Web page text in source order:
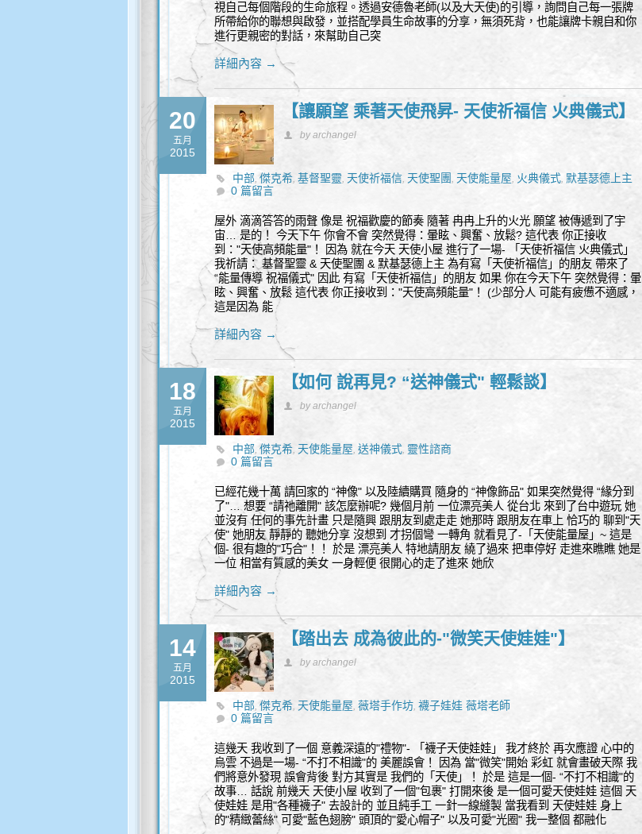
視自己每個階段的生命旅程。透過安德魯老師(以及大天使)的引導，詢問自己每一張牌
所帶給你的聯想與啟發，並搭配學員生命故事的分享，無須死背，也能讓牌卡親自和你
進行更親密的對話，來幫助自己突
詳細內容 →
20
五月
2015
【讓願望 乘著天使飛昇- 天使祈福信 火典儀式】
by archangel
中部, 傑克希, 基督聖靈, 天使祈福信, 天使聖團, 天使能量屋, 火典儀式, 默基瑟德上主
0 篇留言
屋外 滴滴答答的雨聲 像是 祝福歡慶的節奏 隨著 冉冉上升的火光 願望 被傳遞到了宇
宙… 是的！ 今天下午 你會不會 突然覺得：暈眩、興奮、放鬆? 這代表 你正接收
到："天使高頻能量"！ 因為 就在今天 天使小屋 進行了一場- 「天使祈福信 火典儀式」
我祈請： 基督聖靈 & 天使聖團 & 默基瑟德上主 為有寫「天使祈福信」的朋友 帶來了
“能量傳導 祝福儀式" 因此 有寫「天使祈福信」的朋友 如果 你在今天下午 突然覺得：暈
眩、興奮、放鬆 這代表 你正接收到："天使高頻能量"！ (少部分人 可能有疲憊不適感，
這是因為 能
詳細內容 →
18
五月
2015
【如何 說再見? “送神儀式" 輕鬆談】
by archangel
中部, 傑克希, 天使能量屋, 送神儀式, 靈性諮商
0 篇留言
已經花幾十萬 請回家的 “神像" 以及陸續購買 隨身的 “神像飾品" 如果突然覺得 “緣分到
了"… 想要 “請祂離開" 該怎麼辦呢? 幾個月前 一位漂亮美人 從台北 來到了台中遊玩 她
並沒有 任何的事先計畫 只是隨興 跟朋友到處走走 她那時 跟朋友在車上 恰巧的 聊到"天
使" 她朋友 靜靜的 聽她分享 沒想到 才拐個彎 一轉角 就看見了-「天使能量屋」~ 這是
個- 很有趣的"巧合"！！ 於是 漂亮美人 特地請朋友 繞了過來 把車停好 走進來瞧瞧 她是
一位 相當有質感的美女 一身輕便 很開心的走了進來 她欣
詳細內容 →
14
五月
2015
【踏出去 成為彼此的-"微笑天使娃娃"】
by archangel
中部, 傑克希, 天使能量屋, 薇塔手作坊, 襪子娃娃 薇塔老師
0 篇留言
這幾天 我收到了一個 意義深遠的"禮物"- 「襪子天使娃娃」 我才終於 再次應證 心中的
烏雲 不過是一場- “不打不相識"的 美麗誤會！ 因為 當"微笑"開始 彩虹 就會畫破天際 我
們將意外發現 誤會背後 對方其實是 我們的「天使」！ 於是 這是一個- “不打不相識"的
故事… 話說 前幾天 天使小屋 收到了一個"包裹" 打開來後 是一個可愛天使娃娃 這個 天
使娃娃 是用"各種襪子" 去設計的 並且純手工 一針一線縫製 當我看到 天使娃娃 身上
的"精緻蕾絲" 可愛"藍色翅膀" 頭頂的"愛心帽子" 以及可愛"光圈" 我一整個 都融化